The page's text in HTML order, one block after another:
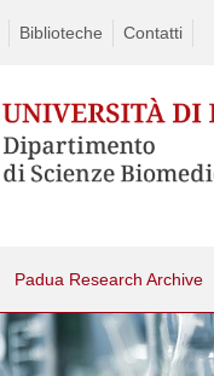
Biblioteche Contatti
Padua Research Archive
Skip
to